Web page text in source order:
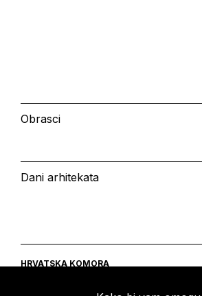
Obrasci
Dani arhitekata
HRVATSKA KOMORA